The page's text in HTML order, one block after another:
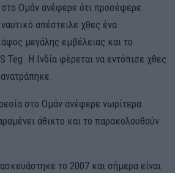
στο Ομάν ανέφερε ότι προσέφερε
απέστειλε χθες ένα
μεγάλης εμβέλειας και το
Teg. Η Ινδία φέρεται να εντόπισε χθες
στο Ομάν ανέφερε νωρίτερα
άθικτο και το παρακολουθούν
το 2007 και σήμερα είναι